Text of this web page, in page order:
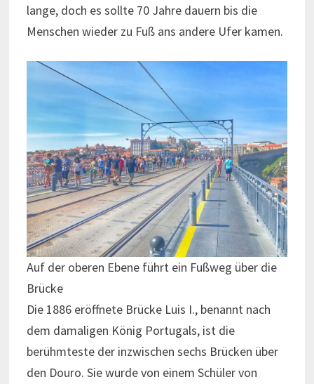
lange, doch es sollte 70 Jahre dauern bis die
Menschen wieder zu Fuß ans andere Ufer kamen.
Auf der oberen Ebene führt ein Fußweg über die
Brücke
Die 1886 eröffnete Brücke Luis I., benannt nach
dem damaligen König Portugals, ist die
berühmteste der inzwischen sechs Brücken über
den Douro. Sie wurde von einem Schüler von